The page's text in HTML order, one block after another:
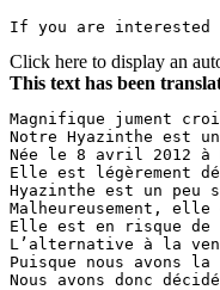
If you are interested
Click here to display an
This text has been
Magnifique jument
Notre Hyazinthe est
Née le 8 avril 2012
Elle est légèrement
Hyazinthe est un
Malheureusement,
Elle est en risque de
L’alternative à la
Puisque nous avons
Nous avons donc